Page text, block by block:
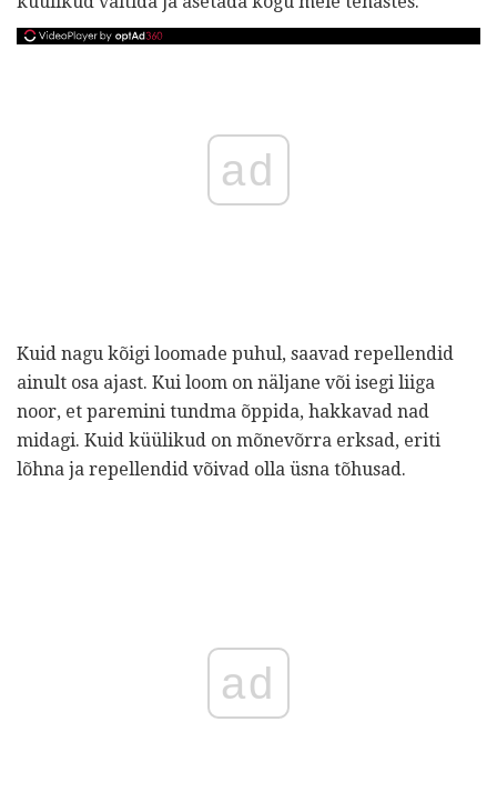
ad
Kuid nagu kõigi loomade puhul, saavad repellendid
ainult osa ajast. Kui loom on näljane või isegi liiga
noor, et paremini tundma õppida, hakkavad nad
midagi. Kuid küülikud on mõnevõrra erksad, eriti
lõhna ja repellendid võivad olla üsna tõhusad.
ad